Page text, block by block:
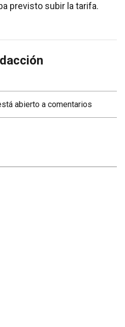
previsto subir la tarifa.
abierto a comentarios